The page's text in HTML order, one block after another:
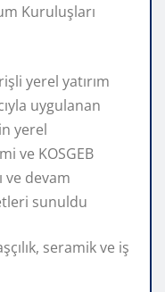
Kuruluşları
yerel yatırım
uygulanan
yerel
ve KOSGEB
ve devam
sunuldu
seramik ve iş